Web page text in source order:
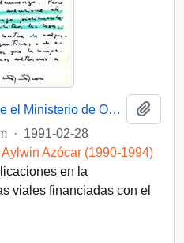
Carta escrita a mano desde el Ministerio de Obras Públicas, del Gabinete del Ministro, dirigida al Presidente [de la República de Chile]
· 1991-02-28
Azócar (1990-1994)
en la
viales financiadas con el